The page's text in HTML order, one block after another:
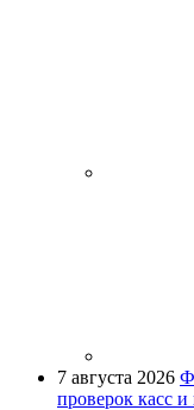
7 августа 2026
проверок касс